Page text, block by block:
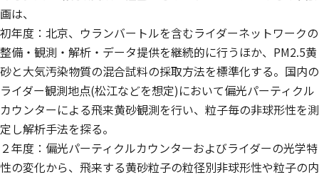
画は、
初年度：北京、ウランバートルを含むライダーネットワークの
整備・観測・解析・データ提供を継続的に行うほか、PM2.5黄
砂と大気汚染物質の混合試料の採取方法を標準化する。国内の
ライダー観測地点(松江などを想定)において偏光パーティクル
カウンターによる飛来黄砂観測を行い、粒子毎の非球形性を測
定し解析手法を探る。
２年度：偏光パーティクルカウンターおよびライダーの光学特
性の変化から、飛来する黄砂粒子の粒径別非球形性や粒子の内